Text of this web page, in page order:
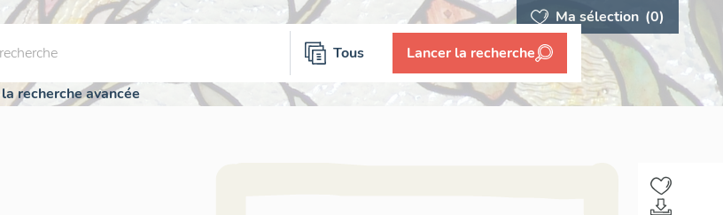
Ma sélection (0)
Tous Lancer la recherche
recherche avancée